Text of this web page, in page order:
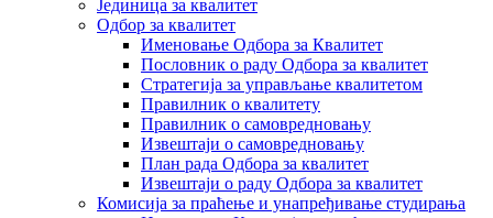
Јединица за квалитет
Одбор за квалитет
Именовање Одбора за Квалитет
Пословник о раду Одбора за квалитет
Стратегија за управљање квалитетом
Правилник о квалитету
Правилник о самовредновању
Извештаји о самовредновању
План рада Одбора за квалитет
Извештаји о раду Одбора за квалитет
Комисија за праћење и унапређивање студирања